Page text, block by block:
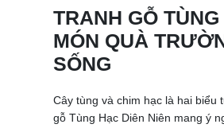
TRANH GỖ
MÓN QUÀ
SỐNG
Cây tùng và chim hạc là hai
gỗ Tùng Hạc Diên Niên mang ý